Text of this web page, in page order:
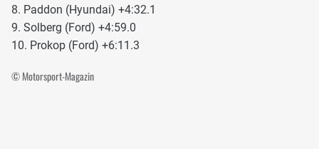
8. Paddon (Hyundai) +4:32.1
9. Solberg (Ford) +4:59.0
10. Prokop (Ford) +6:11.3
© Motorsport-Magazin